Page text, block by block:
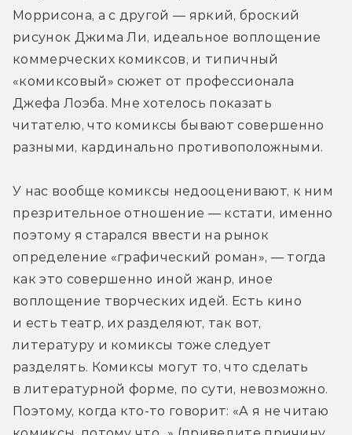
Моррисона, а с другой — яркий, броский
рисунок Джима Ли, идеальное воплощение
коммерческих комиксов, и типичный
«комиксовый» сюжет от профессионала
Джефа Лоэба. Мне хотелось показать
читателю, что комиксы бывают совершенно
разными, кардинально противоположными.
У нас вообще комиксы недооценивают, к ним
презрительное отношение — кстати, именно
поэтому я старался ввести на рынок
определение «графический роман», — тогда
как это совершенно иной жанр, иное
воплощение творческих идей. Есть кино
и есть театр, их разделяют, так вот,
литературу и комиксы тоже следует
разделять. Комиксы могут то, что сделать
в литературной форме, по сути, невозможно.
Поэтому, когда кто-то говорит: «А я не читаю